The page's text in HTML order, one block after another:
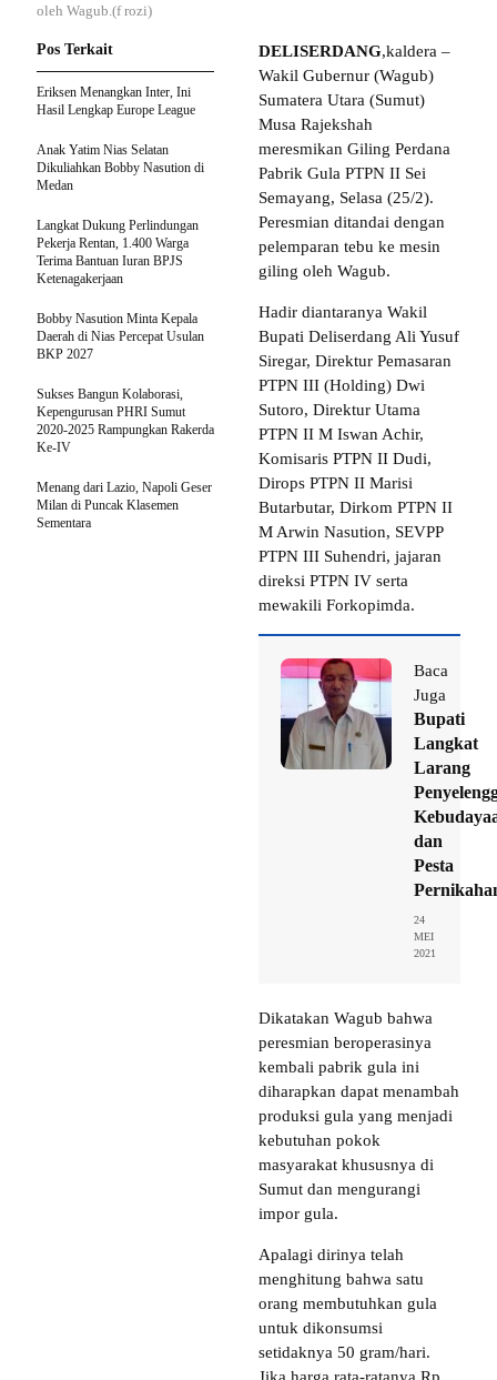
oleh Wagub.(f rozi)
DELISERDANG,kaldera –
Wakil Gubernur (Wagub)
Sumatera Utara (Sumut)
Musa Rajekshah
meresmikan Giling Perdana
Pabrik Gula PTPN II Sei
Semayang, Selasa (25/2).
Peresmian ditandai dengan
pelemparan tebu ke mesin
giling oleh Wagub.
Hadir diantaranya Wakil
Bupati Deliserdang Ali Yusuf
Siregar, Direktur Pemasaran
PTPN III (Holding) Dwi
Sutoro, Direktur Utama
PTPN II M Iswan Achir,
Komisaris PTPN II Dudi,
Dirops PTPN II Marisi
Butarbutar, Dirkom PTPN II
M Arwin Nasution, SEVPP
PTPN III Suhendri, jajaran
direksi PTPN IV serta
mewakili Forkopimda.
Baca
Juga
Bupati
Langkat
Larang
dan
Pesta
24
MEI
2021
Dikatakan Wagub bahwa
peresmian beroperasinya
kembali pabrik gula ini
diharapkan dapat menambah
produksi gula yang menjadi
kebutuhan pokok
masyarakat khususnya di
Sumut dan mengurangi
impor gula.
Apalagi dirinya telah
menghitung bahwa satu
orang membutuhkan gula
untuk dikonsumsi
setidaknya 50 gram/hari.
Jika harga rata-ratanya Rp
Pos Terkait
Eriksen Menangkan Inter, Ini
Hasil Lengkap Europe League
Anak Yatim Nias Selatan
Dikuliahkan Bobby Nasution di
Medan
Langkat Dukung Perlindungan
Pekerja Rentan, 1.400 Warga
Terima Bantuan Iuran BPJS
Ketenagakerjaan
Bobby Nasution Minta Kepala
Daerah di Nias Percepat Usulan
BKP 2027
Sukses Bangun Kolaborasi,
Kepengurusan PHRI Sumut
2020-2025 Rampungkan Rakerda
Ke-IV
Menang dari Lazio, Napoli Geser
Milan di Puncak Klasemen
Sementara